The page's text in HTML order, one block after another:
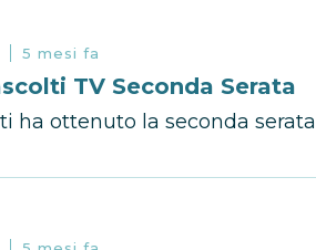
5 mesi fa
TV Seconda Serata
ha ottenuto la seconda